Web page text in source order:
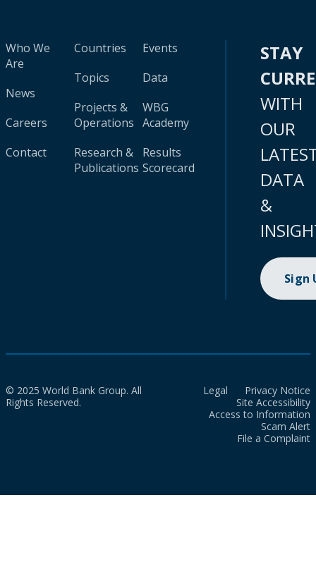
Who We
Are
News
Careers
Contact
Countries
Topics
Projects &
Operations
Research &
Publications
Events
Data
WBG
Academy
Results
Scorecard
STAY
WITH
OUR
DATA
&
Sign
© 2025 World Bank Group. All
Rights Reserved.
Legal
Privacy Notice
Site Accessibility
Access to Information
Scam Alert
File a Complaint